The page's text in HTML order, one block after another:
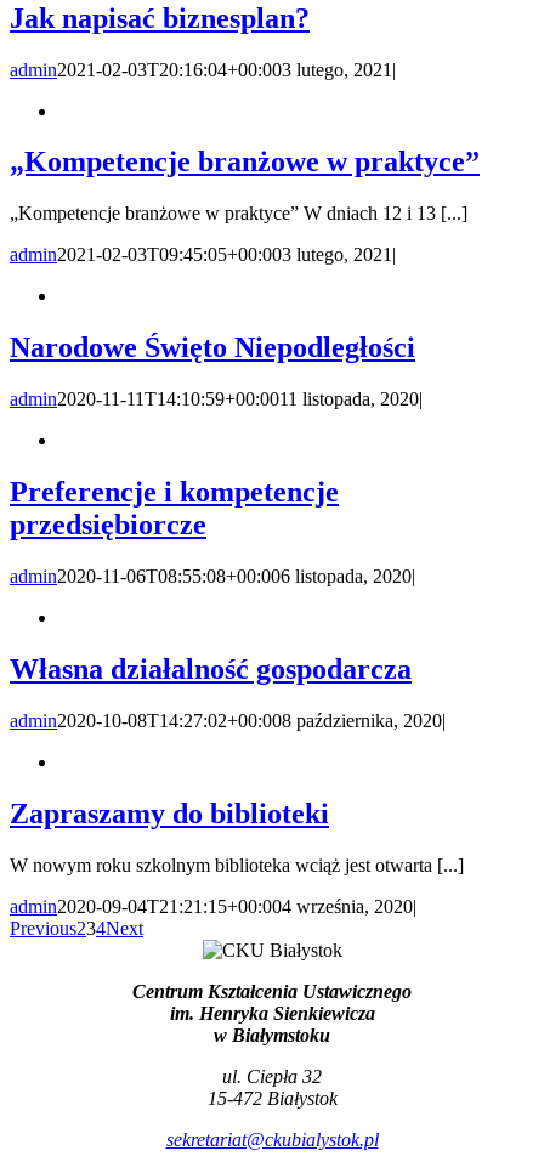
Jak napisać biznesplan?
admin2021-02-03T20:16:04+00:003 lutego, 2021 |
„Kompetencje branżowe w praktyce”
„Kompetencje branżowe w praktyce” W dniach 12 i 13 [...]
admin2021-02-03T09:45:05+00:003 lutego, 2021 |
Narodowe Święto Niepodległości
admin2020-11-11T14:10:59+00:0011 listopada, 2020|
Preferencje i kompetencje
przedsiębiorcze
admin2020-11-06T08:55:08+00:006 listopada, 2020|
Własna działalność gospodarcza
admin2020-10-08T14:27:02+00:008 października, 2020|
Zapraszamy do biblioteki
W nowym roku szkolnym biblioteka wciąż jest otwarta [...]
admin2020-09-04T21:21:15+00:004 września, 2020|
Previous234Next
Centrum Kształcenia Ustawicznego
im. Henryka Sienkiewicza
w Białymstoku
ul. Ciepła 32
15-472 Białystok
sekretariat@ckubialystok.pl